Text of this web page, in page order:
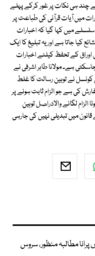
میں سے چند ہی نکات پر غور کرکے پہلے
میں آیات قرآنی کی طباعت پر
سلسلے میں کہا گیا کہ اخبارات
کیا جاتا ہے اور یہ تبلیغ کا ایک
کے تحفظ کیلئے اخبارات
ہے۔ مولانا طاہر اشرفی نے
کونسل نے توہین رسالت کا غلط
کی ہے جو الزام ثابت ہونے پر
لگانے والادراصل توہین
میں تبدیلی نہیں کی جارہی
مطالبہ منظور، سروس